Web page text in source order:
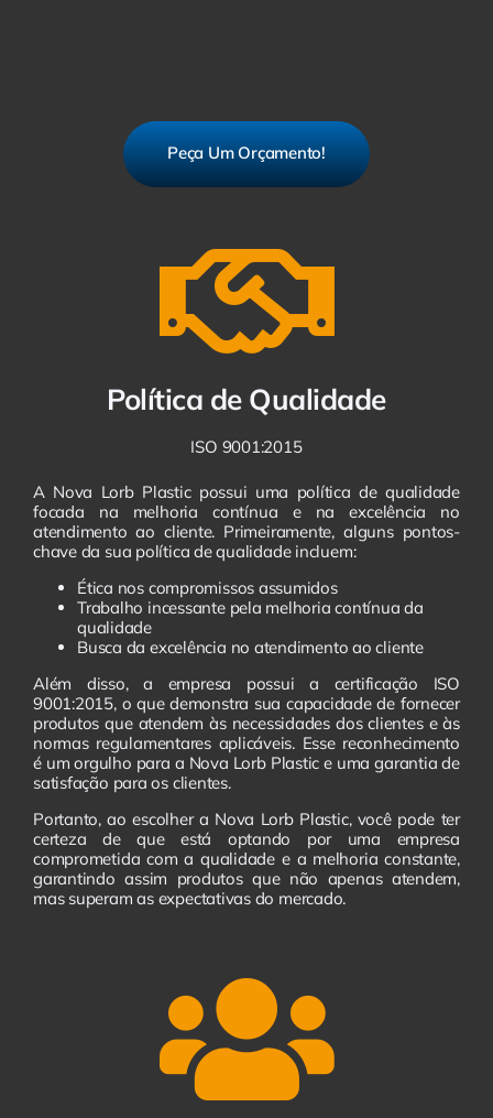
Peça Um Orçamento!
Política de Qualidade
ISO 9001:2015
A Nova Lorb Plastic possui uma política de qualidade
focada na melhoria contínua e na excelência no
atendimento ao cliente. Primeiramente, alguns pontos-
chave da sua política de qualidade incluem:
Ética nos compromissos assumidos
Trabalho incessante pela melhoria contínua da
qualidade
Busca da excelência no atendimento ao cliente
Além disso, a empresa possui a certificação ISO
9001:2015, o que demonstra sua capacidade de fornecer
produtos que atendem às necessidades dos clientes e às
normas regulamentares aplicáveis. Esse reconhecimento
é um orgulho para a Nova Lorb Plastic e uma garantia de
satisfação para os clientes.
Portanto, ao escolher a Nova Lorb Plastic, você pode ter
certeza de que está optando por uma empresa
comprometida com a qualidade e a melhoria constante,
garantindo assim produtos que não apenas atendem,
mas superam as expectativas do mercado.